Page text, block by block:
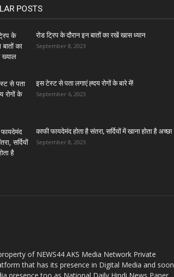
POSTS
रोड ट्रिप के दौरान इन बातों का रखें खास ध्यान
September 8, 2023
इस टेस्ट से पता लगाएं ह्दय रोगों के बारे में!
September 6, 2023
काफी फायदेमंद होता है संतरा, सर्दियों में खाना होता है अच्छा
September 8, 2023
of NEWS44 AKS Media Network Private
that has its presence in Digital Media and soon